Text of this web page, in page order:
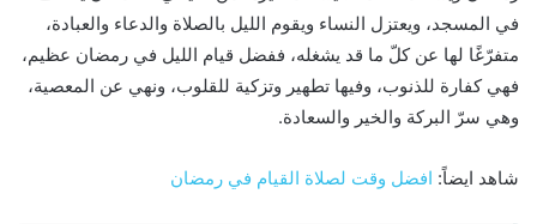
في المسجد، ويعتزل النساء ويقوم الليل بالصلاة والدعاء والعبادة،
متفرّغًا لها عن كلّ ما قد يشغله، ففضل قيام الليل في رمضان عظيم،
فهي كفارة للذنوب، وفيها تطهير وتزكية للقلوب، ونهي عن المعصية،
وهي سرّ البركة والخير والسعادة.
شاهد ايضاً: افضل وقت لصلاة القيام في رمضان